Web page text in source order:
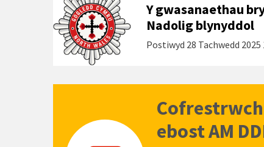
Y gwasanaethau
Nadolig blynyddol
Postiwyd 28 Tachwedd 2025
ebost AM